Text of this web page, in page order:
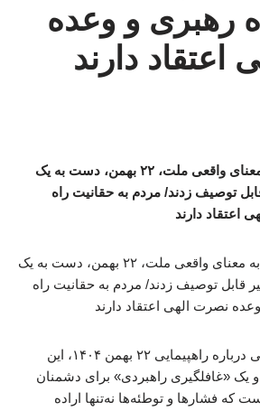
رهبری و وعده
دارند
سردار جوانی: مردم به معنای واقعی ملت، ۲۲ بهمن، دست به یک
توصیف زدند/ مردم به حقانیت راه
اعتقاد دارند
یدالله جوانی در یادداشتی درباره راهپیمایی ۲۲ بهمن ۱۴۰۴، این
«غافلگیری راهبردی» برای دشمنان
که فشارها و توطئه‌ها نه‌تنها اراده